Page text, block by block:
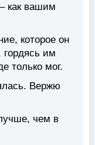
как вашим
которое он
им
только мог.
Вержю
чем в